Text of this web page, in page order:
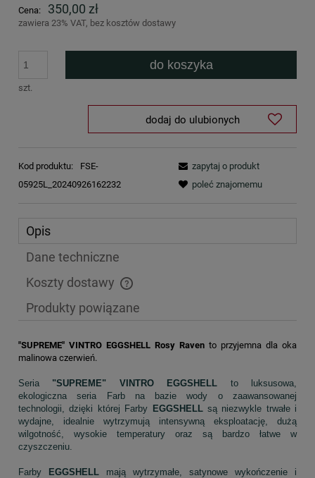
Cena: 350,00 zł
zawiera 23% VAT, bez kosztów dostawy
szt.
do koszyka
dodaj do ulubionych
Kod produktu:
FSE-
05925L_20240926162232
zapytaj o produkt
poleć znajomemu
Opis
Dane techniczne
Koszty dostawy
Cena nie zawiera ewentualnych kosztów płatności
Produkty powiązane
"SUPREME" VINTRO EGGSHELL Rosy Raven to przyjemna dla oka
malinowa czerwień.
Seria "SUPREME" VINTRO EGGSHELL to luksusowa,
ekologiczna seria Farb na bazie wody o zaawansowanej
technologii, dzięki której Farby EGGSHELLsą niezwykle trwałe i
wydajne, idealnie wytrzymują intensywną eksploatację, dużą
wilgotność, wysokie temperatury oraz są bardzo łatwe w
czyszczeniu.
Farby EGGSHELL mają wytrzymałe, satynowe wykończenie i